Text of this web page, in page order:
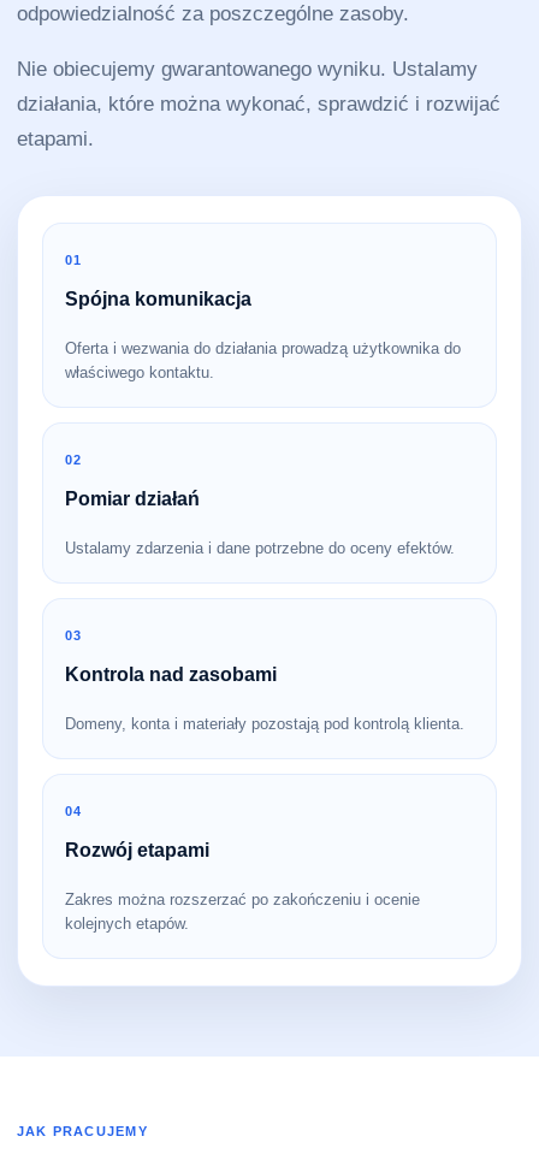
odpowiedzialność za poszczególne zasoby.
Nie obiecujemy gwarantowanego wyniku. Ustalamy
działania, które można wykonać, sprawdzić i rozwijać
etapami.
01
Spójna komunikacja
Oferta i wezwania do działania prowadzą użytkownika do
właściwego kontaktu.
02
Pomiar działań
Ustalamy zdarzenia i dane potrzebne do oceny efektów.
03
Kontrola nad zasobami
Domeny, konta i materiały pozostają pod kontrolą klienta.
04
Rozwój etapami
Zakres można rozszerzać po zakończeniu i ocenie
kolejnych etapów.
JAK PRACUJEMY